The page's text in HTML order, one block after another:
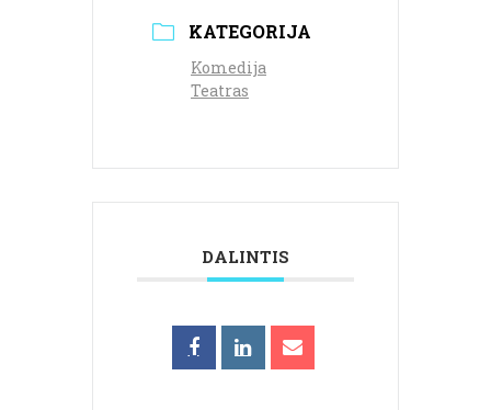
KATEGORIJA
Komedija
Teatras
DALINTIS